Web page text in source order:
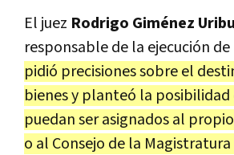
El juez Rodrigo Giménez
responsable de la ejecución
pidió precisiones sobre el
bienes y planteó la posibilidad
puedan ser asignados al
o al Consejo de la